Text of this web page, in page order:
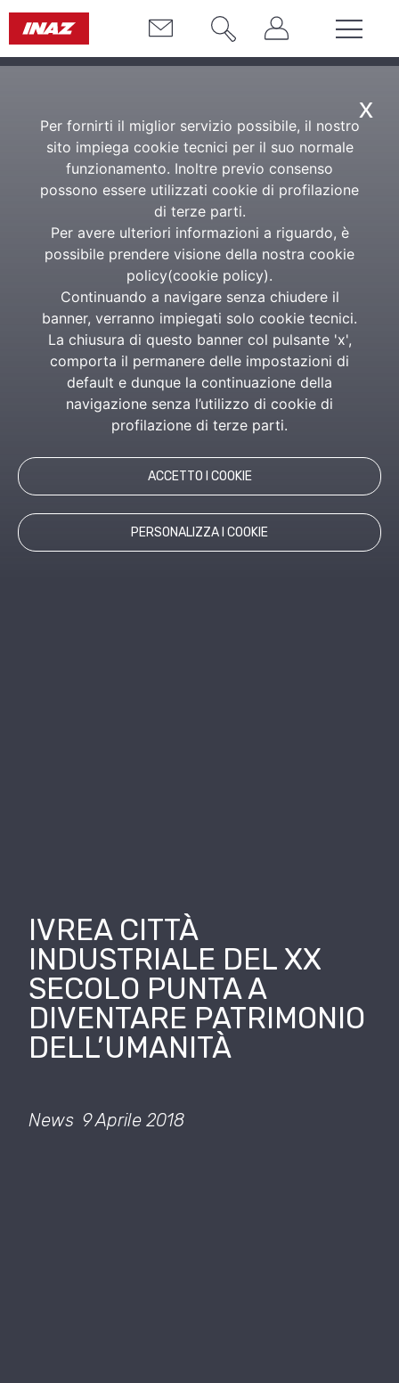
x
Per fornirti il miglior servizio possibile, il nostro
sito impiega cookie tecnici per il suo normale
funzionamento. Inoltre previo consenso
possono essere utilizzati cookie di profilazione
di terze parti.
Per avere ulteriori informazioni a riguardo, è
possibile prendere visione della nostra cookie
policy(cookie policy).
Continuando a navigare senza chiudere il
banner, verranno impiegati solo cookie tecnici.
La chiusura di questo banner col pulsante 'x',
comporta il permanere delle impostazioni di
default e dunque la continuazione della
navigazione senza l’utilizzo di cookie di
profilazione di terze parti.
ACCETTO I COOKIE
PERSONALIZZA I COOKIE
IVREA CITTÀ
INDUSTRIALE DEL XX
SECOLO PUNTA A
DIVENTARE PATRIMONIO
DELL’UMANITÀ
News 9 Aprile 2018